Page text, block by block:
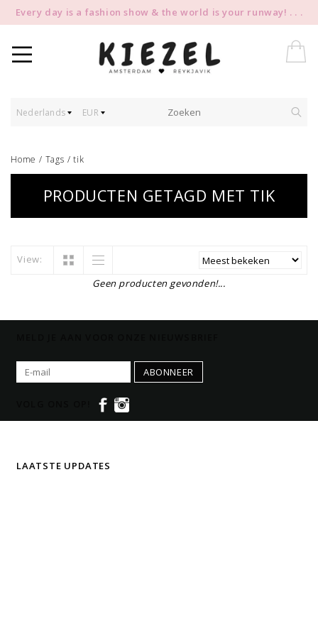
Every day is a fashion show & the world is your runway! . . .
Nederlands EUR
Home / Tags /tik
PRODUCTEN GETAGD MET TIK
View:
Geen producten gevonden!...
ABONNEER
LAATSTE UPDATES